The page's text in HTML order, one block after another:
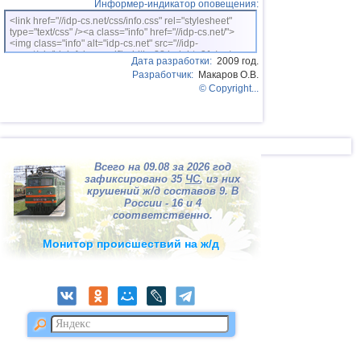
Информер-индикатор оповещения:
<link href="//idp-cs.net/css/info.css" rel="stylesheet"
type="text/css" /><a class="info" href="//idp-cs.net/">
<img class="info" alt="idp-cs.net" src="//idp-
cs.net/pix/idpinfok_sm.gif" width=88 height=31 /></a>
Дата разработки: 2009 год.
Разработчик: Макаров О.В.
© Copyright...
Всего на 09.08 за 2026 год
зафиксировано 35ЧС, из них
крушений ж/д составов 9. В
России - 16 и 4
соответственно.
Монитор происшествий на ж/д